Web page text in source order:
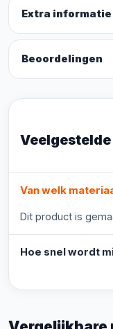
Extra informatie
Beoordelingen
Van welk
Dit product is
Hoe snel wordt